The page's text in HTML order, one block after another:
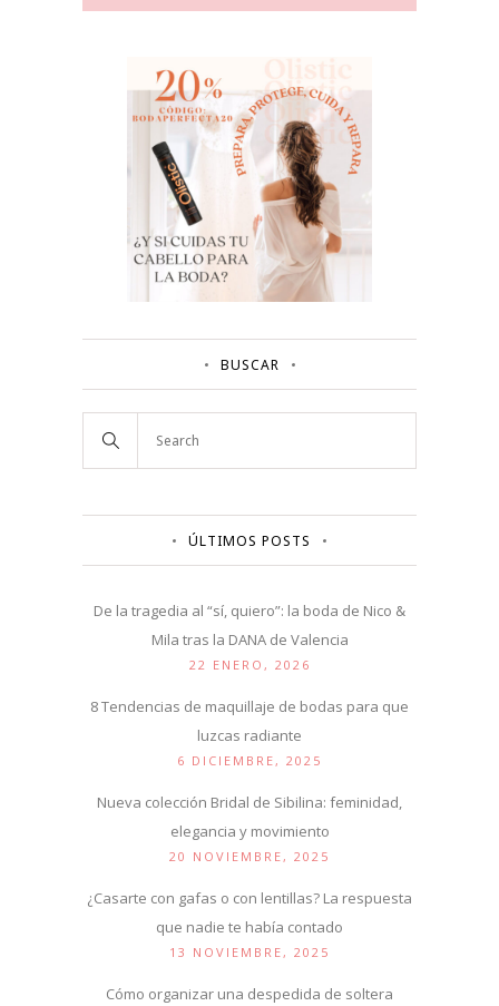
BUSCAR
ÚLTIMOS POSTS
De la tragedia al “sí, quiero”: la boda de Nico &
Mila tras la DANA de Valencia
22 ENERO, 2026
8 Tendencias de maquillaje de bodas para que
luzcas radiante
6 DICIEMBRE, 2025
Nueva colección Bridal de Sibilina: feminidad,
elegancia y movimiento
20 NOVIEMBRE, 2025
¿Casarte con gafas o con lentillas? La respuesta
que nadie te había contado
13 NOVIEMBRE, 2025
Cómo organizar una despedida de soltera